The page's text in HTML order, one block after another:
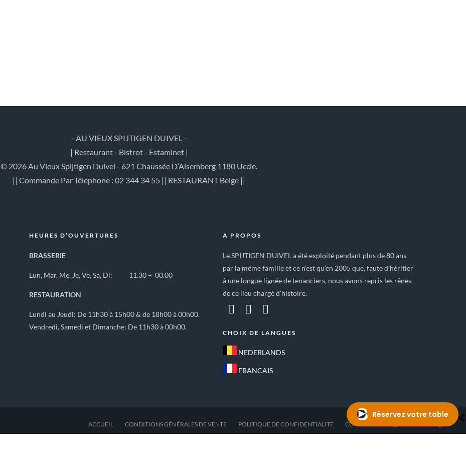
- AU VIEUX SPIJTIGEN DUIVEL -
| Restaurant - Bistrot - Estaminet |
© 2026 Au Vieux Spijtigen Duivel - 621 Chaussée D’Alsemberg 1180 Uccle.
|| Commande Par Téléphone : 02 344 34 55 || RESTAURANT Belge ||
HEURES D’OUVERTURES
BRASSERIE
Lun, Mar, Me, Je, Ve, Sa, Di: 11.30 – 00.00
RESTAURATION
Lundi au Jeudi: De 11h30 à 15h00 & de 18h00 à 00h00.
Vendredi, Samedi et Dimanche: De 11h30 à 00h00.
A PROPOS
Le SPIJTIGEN DUIVEL a été exploité pendant plus de 80 ans
par la même famille et ce n’est qu’en 2005 que, faute d’héritier
à une longue lignée de tenanciers, nous avons repris les rênes
de ce lieu chargé d’histoire.
CHOIX DE LANGUES
NEDERLANDS
FRANCAIS
ACCUEIL CONDITIONS GÉNÉRALES DE VENTE POLITIQUE DE CONFIDENTIALITE CONTACT
—- || RESERVATION || —-